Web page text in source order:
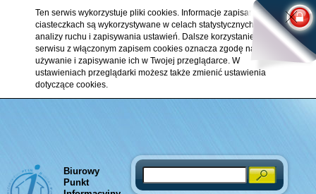
Ten serwis wykorzystuje pliki cookies. Informacje zapisane w
ciasteczkach są wykorzystywane w celach statystycznych,
analizy ruchu i zapisywania ustawień. Dalsze korzystanie z
serwisu z włączonym zapisem cookies oznacza zgodę na ich
używanie i zapisywanie ich w Twojej przeglądarce. W
ustawieniach przeglądarki możesz także zmienić ustawienia
dotyczące cookies.
Biurowy
Punkt
Search